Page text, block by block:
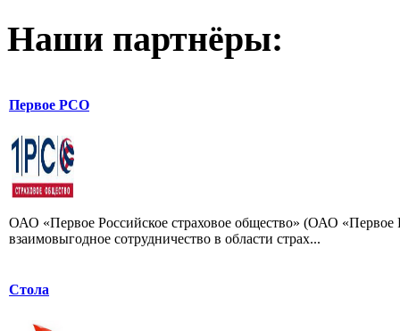
Наши партнёры:
Первое РСО
ОАО «Первое Российское страховое общество» (ОАО «Первое
взаимовыгодное сотрудничество в области страх...
Стола